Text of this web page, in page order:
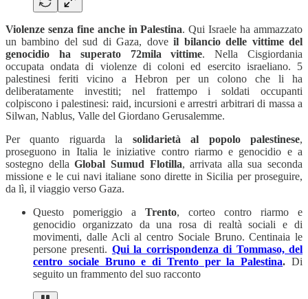
Violenze senza fine anche in Palestina. Qui Israele ha ammazzato
un bambino del sud di Gaza, doveil bilancio delle vittime del
genocidio ha superato 72mila vittime. Nella Cisgiordania
occupata ondata di violenze di coloni ed esercito israeliano. 5
palestinesi feriti vicino a Hebron per un colono che li ha
deliberatamente investiti; nel frattempo i soldati occupanti
colpiscono i palestinesi: raid, incursioni e arrestri arbitrari di massa a
Silwan, Nablus, Valle del Giordano Gerusalemme.
Per quanto riguarda la solidarietà al popolo palestinese,
proseguono in Italia le iniziative contro riarmo e genocidio e a
sostegno dellaGlobal Sumud Flotilla, arrivata alla sua seconda
missione e le cui navi italiane sono dirette in Sicilia per proseguire,
da lì, il viaggio verso Gaza.
Questo pomeriggio a Trento, corteo contro riarmo e
genocidio organizzato da una rosa di realtà sociali e di
movimenti, dalle Acli al centro Sociale Bruno. Centinaia le
persone presenti. Qui la corrispondenza di Tommaso, del
centro sociale Bruno e di Trento per la Palestina.Di
seguito un frammento del suo racconto